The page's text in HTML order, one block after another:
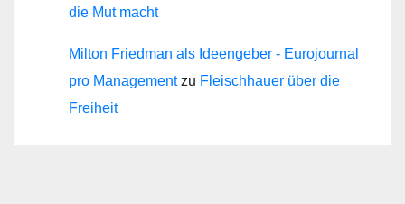
die Mut macht
Milton Friedman als Ideengeber - Eurojournal
pro Managementzu Fleischhauer über die
Freiheit